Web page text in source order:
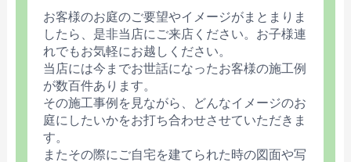
お客様のお庭のご要望やイメージがまとまりま
したら、是非当店にご来店ください。お子様連
れでもお気軽にお越しください。
当店には今までお世話になったお客様の施工例
が数百件あります。
その施工事例を見ながら、どんなイメージのお
庭にしたいかをお打ち合わせさせていただきま
す。
またその際にご自宅を建てられた時の図面や写